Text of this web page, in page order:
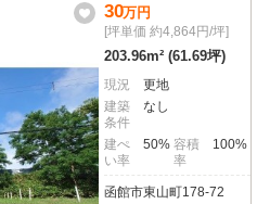
30万円
[坪単価 約4,864円/坪]
203.96m² (61.69坪)
現況
更地
建築
条件
なし
建ぺ
い率
50% 容積
率
100%
函館市東山町178-72